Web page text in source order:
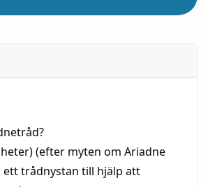
?
(efter myten om Ariadne
ett trådnystan till hjälp att